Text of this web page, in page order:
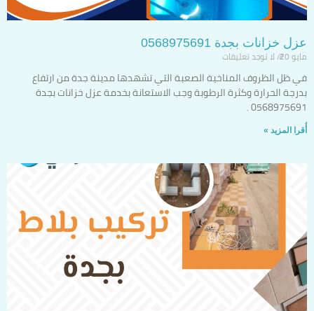
عزل خزانات بجدة 0568975691
مايو 20 لا توجد تعليقات
في ظل الظروف المناخية الصعبة التي تشهدها مدينة جدة من ارتفاع
بدرجة الحرارة وكثرة الرطوبة وجب الاستعانة بخدمة عزل خزانات بجدة
0568975691 .
أٌقرا المزيد »